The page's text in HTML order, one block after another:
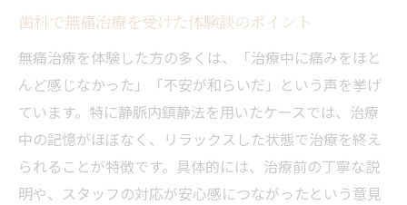
歯科で無痛治療を受けた体験談のポイント
無痛治療を体験した方の多くは、「治療中に痛みをほと
んど感じなかった」「不安が和らいだ」という声を挙げ
ています。特に静脈内鎮静法を用いたケースでは、治療
中の記憶がほぼなく、リラックスした状態で治療を終え
られることが特徴です。具体的には、治療前の丁寧な説
明や、スタッフの対応が安心感につながったという意見